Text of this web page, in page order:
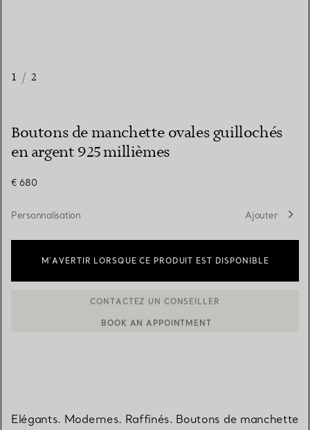
1 / 2
Boutons de manchette ovales guillochés
en argent 925 millièmes
€ 680
Personnalisation Ajouter
M’AVERTIR LORSQUE CE PRODUIT EST DISPONIBLE
Elégants. Modernes. Raffinés. Boutons de manchette